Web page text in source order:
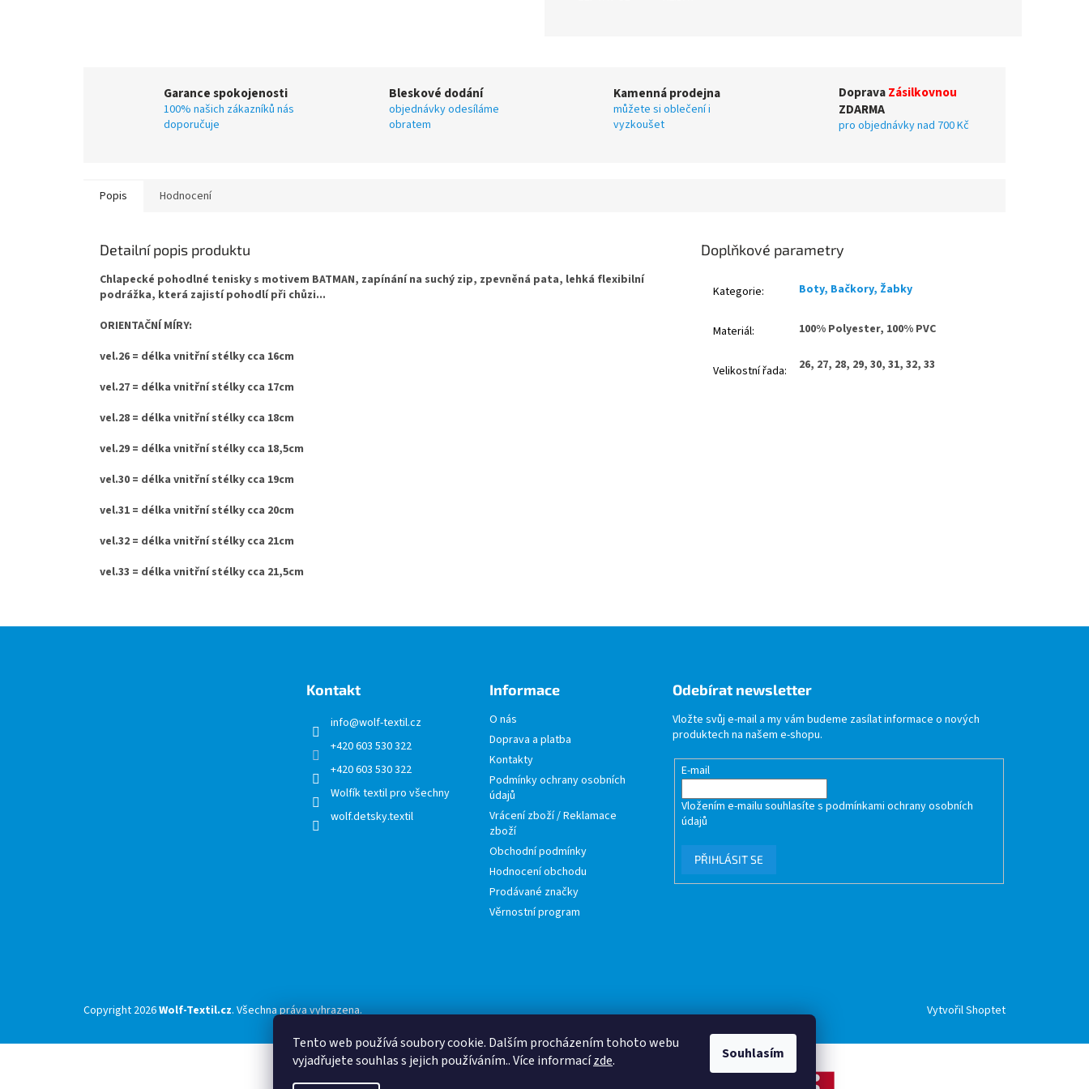
Tento web používá soubory cookie. Dalším procházením tohoto webu
vyjadřujete souhlas s jejich používáním.. Více informacízde. Souhlasím
Garance spokojenosti
100% našich zákazníků nás
doporučuje
Bleskové dodání
objednávky odesíláme
obratem
Kamenná prodejna
můžete si oblečení i
vyzkoušet
DopravaZásilkovnou
ZDARMA
pro objednávky nad 700 Kč
Popis Hodnocení
Detailní popis produktu
Chlapecké pohodlné tenisky s motivem BATMAN, zapínání na suchý zip, zpevněná pata, lehká flexibilní
podrážka, která zajistí pohodlí při chůzi...
ORIENTAČNÍ MÍRY:
vel.26 = délka vnitřní stélky cca 16cm
vel.27 = délka vnitřní stélky cca 17cm
vel.28 = délka vnitřní stélky cca 18cm
vel.29 = délka vnitřní stélky cca 18,5cm
vel.30 = délka vnitřní stélky cca 19cm
vel.31 = délka vnitřní stélky cca 20cm
vel.32 = délka vnitřní stélky cca 21cm
vel.33 = délka vnitřní stélky cca 21,5cm
Doplňkové parametry
Kategorie: Boty, Bačkory, Žabky
Materiál: 100% Polyester, 100% PVC
Velikostní řada: 26, 27, 28, 29, 30, 31, 32, 33
Kontakt
info@wolf-textil.cz
+420 603 530 322
+420 603 530 322
Wolfík textil pro všechny
wolf.detsky.textil
Informace
O nás
Doprava a platba
Kontakty
Podmínky ochrany osobních
údajů
Vrácení zboží / Reklamace
zboží
Obchodní podmínky
Hodnocení obchodu
Prodávané značky
Věrnostní program
Odebírat newsletter
Vložte svůj e-mail a my vám budeme zasílat informace o nových
produktech na našem e-shopu.
E-mail
Vložením e-mailu souhlasíte spodmínkami ochrany osobních
údajů
PŘIHLÁSIT SE
Vytvořil Shoptet
Copyright 2026Wolf-Textil.cz. Všechna práva vyhrazena.